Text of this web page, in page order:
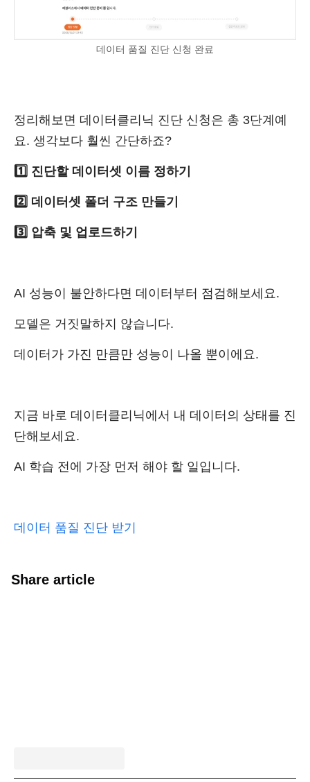
데이터 품질 진단 신청 완료
정리해보면 데이터클리닉 진단 신청은 총 3단계예
요. 생각보다 훨씬 간단하죠?
1️⃣ 진단할 데이터셋 이름 정하기
2️⃣ 데이터셋 폴더 구조 만들기
3️⃣ 압축 및 업로드하기
AI 성능이 불안하다면 데이터부터 점검해보세요.
모델은 거짓말하지 않습니다.
데이터가 가진 만큼만 성능이 나올 뿐이에요.
지금 바로 데이터클리닉에서 내 데이터의 상태를 진
단해보세요.
AI 학습 전에 가장 먼저 해야 할 일입니다.
데이터 품질 진단 받기
Share article